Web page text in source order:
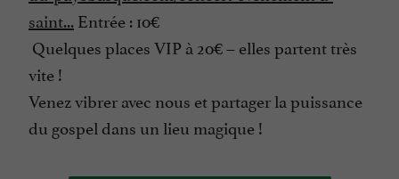
saint...Entrée : 10€
Quelques places VIP à 20€ – elles partent très
vite !
Venez vibrer avec nous et partager la puissance
du gospel dans un lieu magique !